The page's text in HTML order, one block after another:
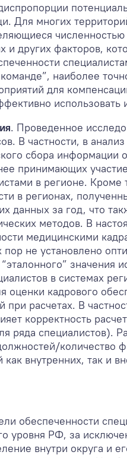
Для многих
и других факторов,
наиболее
для
. Проведенное
В частности, в
сбора
принимающих
в регионе.
в регионах,
данных за год, что
методов. В
медицинскими
пор не установлено
в системах
оценки кадрового
при расчетах. В
корректность
ряда специалистов).
количество
как внутренних, так и
обеспеченности
уровня РФ, за
внутри округа и